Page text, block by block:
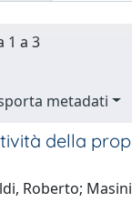
1 a 3
metadati
della
Roberto;